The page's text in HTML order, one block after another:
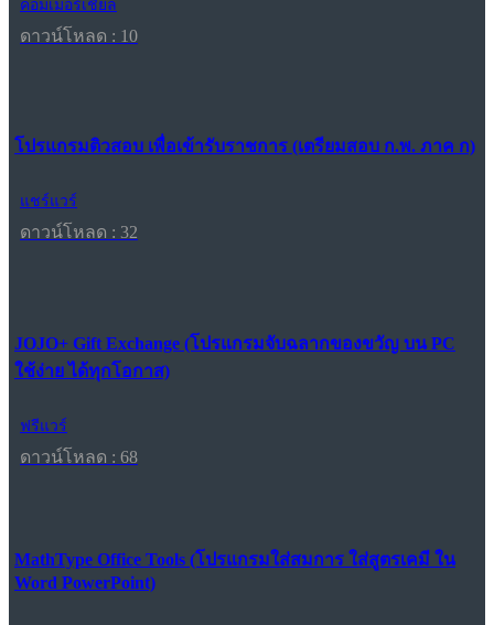
คอมเมอร์เชียล
ดาวน์โหลด : 10
โปรแกรมติวสอบ เพื่อเข้ารับราชการ (เตรียมสอบ ก.พ. ภาค ก)
แชร์แวร์
ดาวน์โหลด : 32
JOJO+ Gift Exchange (โปรแกรมจับฉลากของขวัญ บน PC
ใช้ง่าย ได้ทุกโอกาส)
ฟรีแวร์
ดาวน์โหลด : 68
MathType Office Tools (โปรแกรมใส่สมการ ใส่สูตรเคมี ใน
Word PowerPoint)